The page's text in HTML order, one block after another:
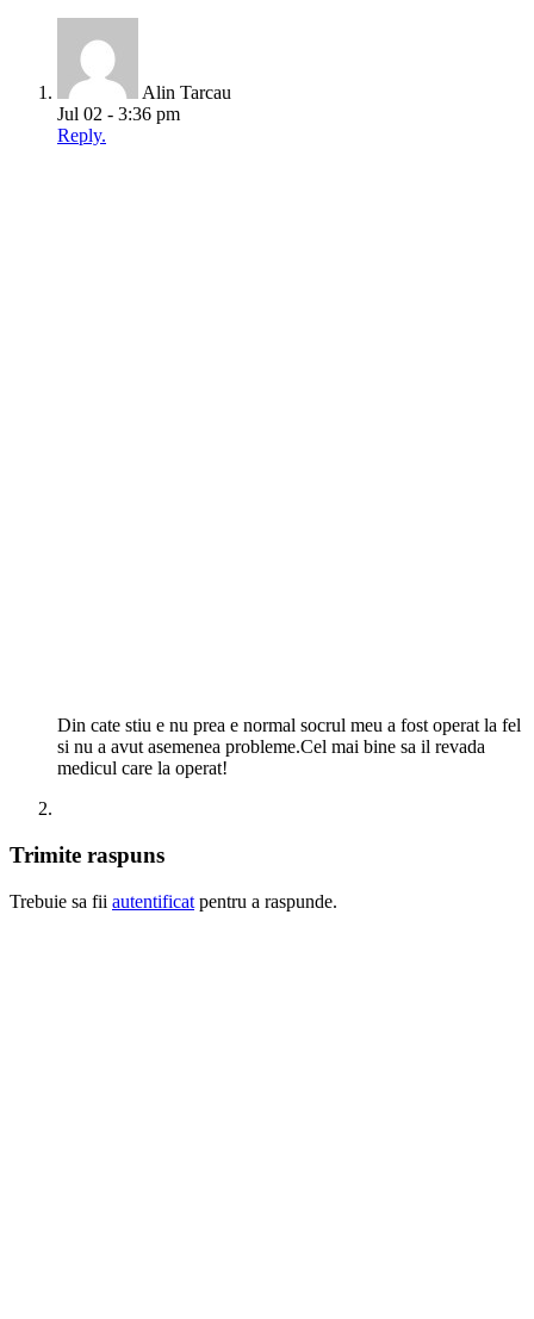
Alin Tarcau
Jul 02 - 3:36 pm
Reply.
Din cate stiu e nu prea e normal socrul meu a fost operat la fel
si nu a avut asemenea probleme.Cel mai bine sa il revada
medicul care la operat!
Trimite raspuns
Trebuie sa fii autentificat pentru a raspunde.